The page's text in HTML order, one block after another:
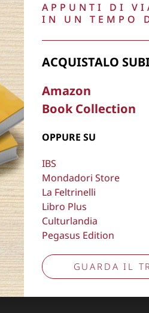
© 2026 Lisa Bernardini – P.IVA
Privacy Policy
preferenze tracciamento
APPUNTI DI
IN UN TEMPO
ACQUISTALO
Amazon
Book Collection
OPPURE SU
IBS
Mondadori Store
La Feltrinelli
Libro Plus
Culturlandia
Pegasus Edition
GUARDA IL